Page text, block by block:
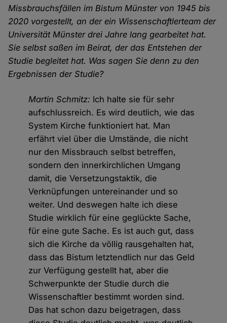
Missbrauchsfällen im Bistum Münster von 1945 bis
2020 vorgestellt, an der ein Wissenschaftlerteam der
Universität Münster drei Jahre lang gearbeitet hat.
Sie selbst saßen im Beirat, der das Entstehen der
Studie begleitet hat. Was sagen Sie denn zu den
Ergebnissen der Studie?
Martin Schmitz: Ich halte sie für sehr
aufschlussreich. Es wird deutlich, wie das
System Kirche funktioniert hat. Man
erfährt viel über die Umstände, die nicht
nur den Missbrauch selbst betreffen,
sondern den innerkirchlichen Umgang
damit, die Versetzungstaktik, die
Verknüpfungen untereinander und so
weiter. Und deswegen halte ich diese
Studie wirklich für eine geglückte Sache,
für eine gute Sache. Es ist auch gut, dass
sich die Kirche da völlig rausgehalten hat,
dass das Bistum letztendlich nur das Geld
zur Verfügung gestellt hat, aber die
Schwerpunkte der Studie durch die
Wissenschaftler bestimmt worden sind.
Das hat schon dazu beigetragen, dass